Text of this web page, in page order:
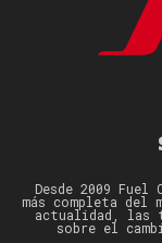
Desde 2009
más completa del
actualidad, las
sobre el